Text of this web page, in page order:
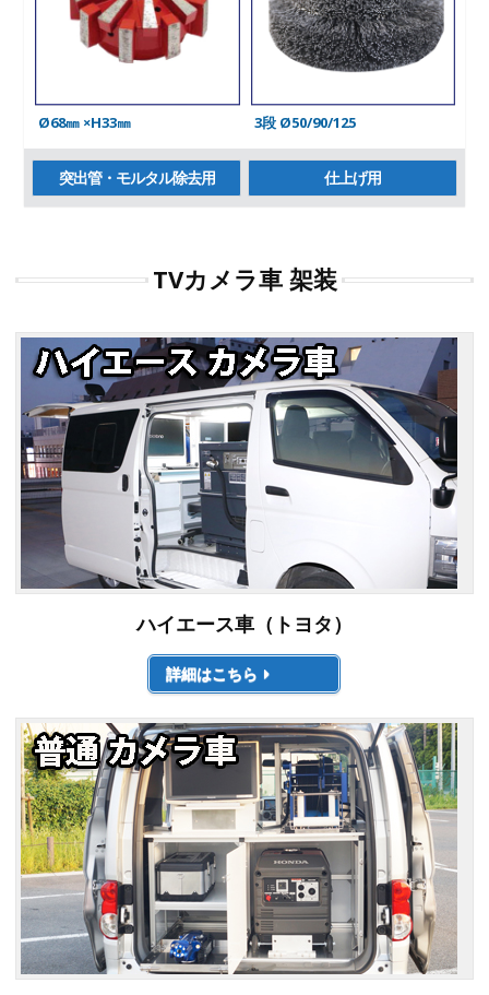
Ø68㎜ ×H33㎜ 3段 Ø50/90/125
突出管・モルタル除去用 仕上げ用
TVカメラ車 架装
ハイエース車（トヨタ）
詳細はこちら